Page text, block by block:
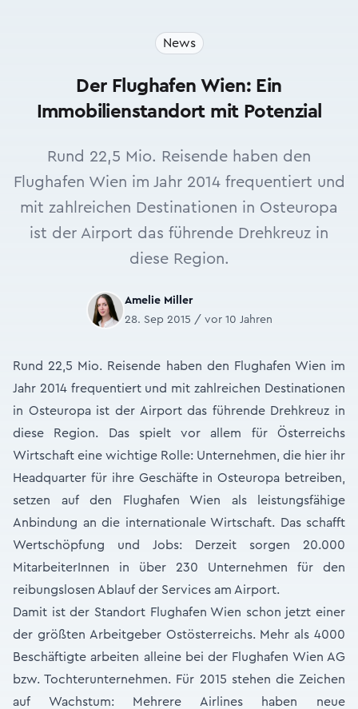
News
Der Flughafen Wien: Ein
Immobilienstandort mit Potenzial
Rund 22,5 Mio. Reisende haben den
Flughafen Wien im Jahr 2014 frequentiert und
mit zahlreichen Destinationen in Osteuropa
ist der Airport das führende Drehkreuz in
diese Region.
Amelie Miller
28. Sep 2015 / vor 10 Jahren
Rund 22,5 Mio. Reisende haben den Flughafen Wien im
Jahr 2014 frequentiert und mit zahlreichen Destinationen
in Osteuropa ist der Airport das führende Drehkreuz in
diese Region. Das spielt vor allem für Österreichs
Wirtschaft eine wichtige Rolle: Unternehmen, die hier ihr
Headquarter für ihre Geschäfte in Osteuropa betreiben,
setzen auf den Flughafen Wien als leistungsfähige
Anbindung an die internationale Wirtschaft. Das schafft
Wertschöpfung und Jobs: Derzeit sorgen 20.000
MitarbeiterInnen in über 230 Unternehmen für den
reibungslosen Ablauf der Services am Airport.
Damit ist der Standort Flughafen Wien schon jetzt einer
der größten Arbeitgeber Ostösterreichs. Mehr als 4000
Beschäftigte arbeiten alleine bei der Flughafen Wien AG
bzw. Tochterunternehmen. Für 2015 stehen die Zeichen
auf Wachstum: Mehrere Airlines haben neue